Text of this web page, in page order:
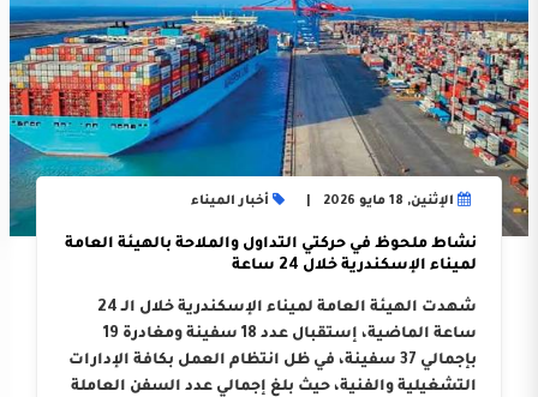
الإثنين, 18 مايو 2026 أخبار الميناء
نشاط ملحوظ في حركتي التداول والملاحة بالهيئة العامة
لميناء الإسكندرية خلال 24 ساعة
شهدت الهيئة العامة لميناء الإسكندرية خلال الـ 24
ساعة الماضية، إستقبال عدد 18 سفينة ومغادرة 19
بإجمالي 37 سفينة، في ظل انتظام العمل بكافة الإدارات
التشغيلية والفنية، حيث بلغ إجمالي عدد السفن العاملة